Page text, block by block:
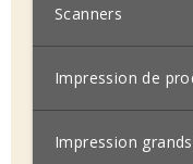
Scanners
Impression de
Impression